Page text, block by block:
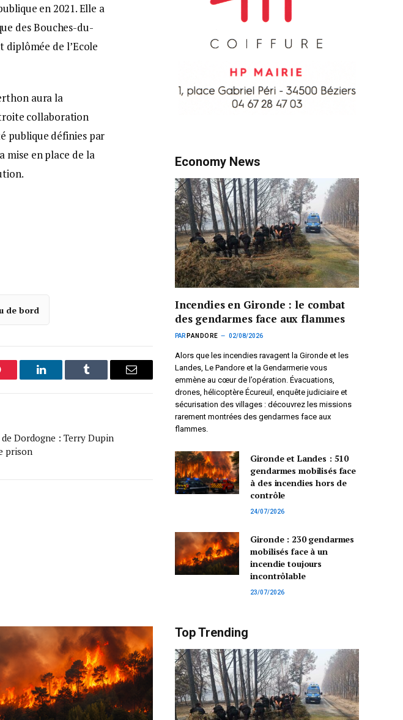
en 2021. Elle a
des Bouches-du-
de l’Ecole
aura la
collaboration
publique définies par
mise en place de la
de bord
LinkedIn Tumblr Courriel
Dordogne : Terry Dupin
prison
Economy News
Incendies en Gironde : le combat
des gendarmes face aux flammes
PAR PANDORE 02/08/2026
Alors que les incendies ravagent la Gironde et les
Landes, Le Pandore et la Gendarmerie vous
emmène au cœur de l’opération. Évacuations,
drones, hélicoptère Écureuil, enquête judiciaire et
sécurisation des villages : découvrez les missions
rarement montrées des gendarmes face aux
flammes.
Gironde et Landes : 510
gendarmes mobilisés face
à des incendies hors de
contrôle
24/07/2026
Gironde : 230 gendarmes
mobilisés face à un
incendie toujours
incontrôlable
23/07/2026
Top Trending